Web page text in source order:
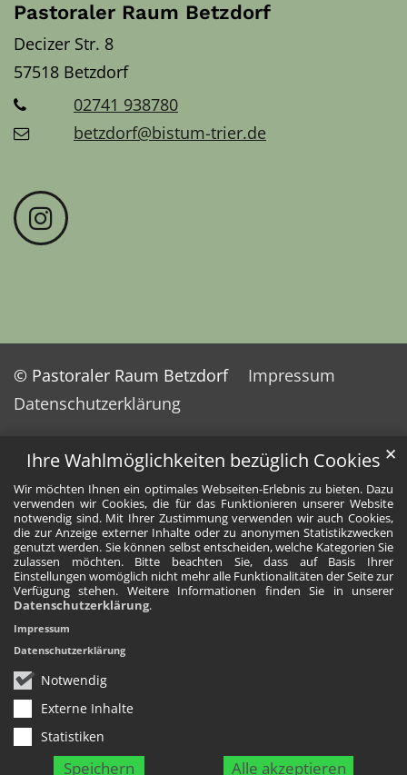
Ihre Wahlmöglichkeiten bezüglich Cookies
Wir möchten Ihnen ein optimales Webseiten-Erlebnis zu bieten. Dazu
verwenden wir Cookies, die für das Funktionieren unserer Website
notwendig sind. Mit Ihrer Zustimmung verwenden wir auch Cookies,
die zur Anzeige externer Inhalte oder zu anonymen Statistikzwecken
genutzt werden. Sie können selbst entscheiden, welche Kategorien Sie
zulassen möchten. Bitte beachten Sie, dass auf Basis Ihrer
Einstellungen womöglich nicht mehr alle Funktionalitäten der Seite zur
Verfügung stehen. Weitere Informationen finden Sie in unserer
Datenschutzerklärung.
Notwendig
Externe Inhalte
Statistiken
Speichern Alle akzeptieren
✕
Impressum
Datenschutzerklärung
Pastoraler Raum Betzdorf
Decizer Str. 8
57518 Betzdorf
02741 938780
betzdorf@bistum-trier.de
© Pastoraler Raum Betzdorf
Impressum
Datenschutzerklärung